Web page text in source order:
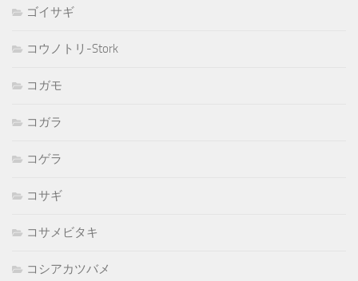
ゴイサギ
コウノトリ-Stork
コガモ
コガラ
コゲラ
コサギ
コサメビタキ
コシアカツバメ